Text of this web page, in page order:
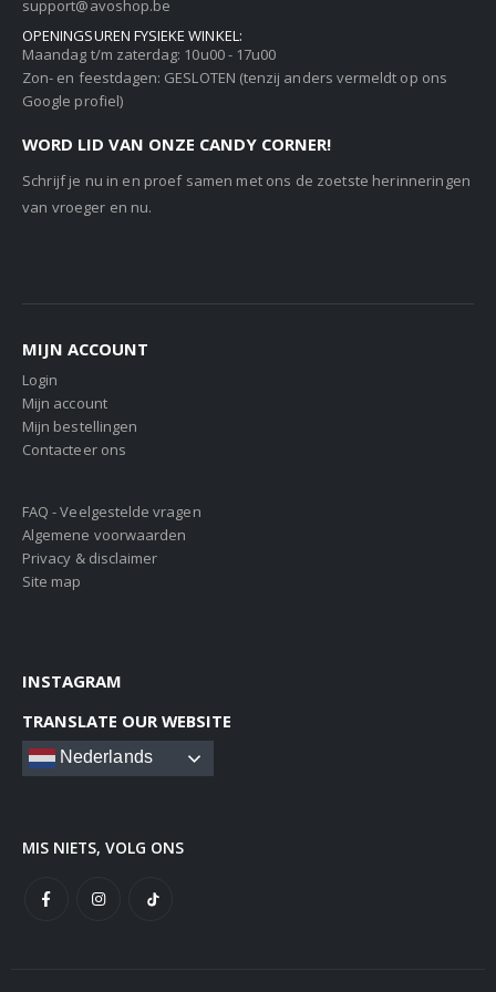
support@avoshop.be
OPENINGSUREN FYSIEKE WINKEL:
Maandag t/m zaterdag: 10u00 - 17u00
Zon- en feestdagen: GESLOTEN (tenzij anders vermeldt op ons
Google profiel)
WORD LID VAN ONZE CANDY CORNER!
Schrijf je nu in en proef samen met ons de zoetste herinneringen
van vroeger en nu.
MIJN ACCOUNT
Login
Mijn account
Mijn bestellingen
Contacteer ons
FAQ - Veelgestelde vragen
Algemene voorwaarden
Privacy & disclaimer
Site map
INSTAGRAM
TRANSLATE OUR WEBSITE
Nederlands
MIS NIETS, VOLG ONS